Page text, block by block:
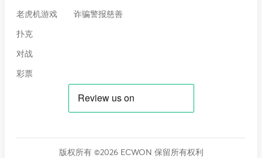
老虎机游戏
扑克
对战
彩票
诈骗警报慈善
版权所有 ©2026 ECWON 保留所有权利